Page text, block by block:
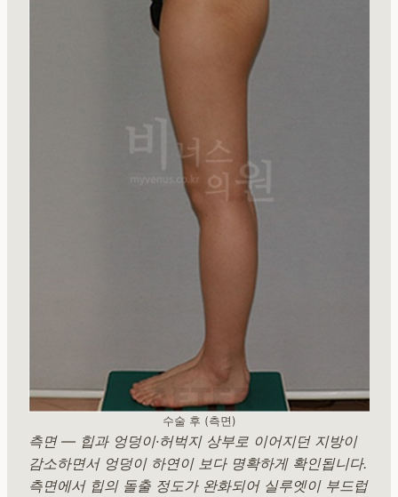
수술 후 (측면)
측면 — 힙과 엉덩이·허벅지 상부로 이어지던 지방이
감소하면서 엉덩이 하연이 보다 명확하게 확인됩니다.
측면에서 힙의 돌출 정도가 완화되어 실루엣이 부드럽